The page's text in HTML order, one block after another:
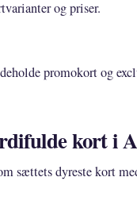
og priser.
promokort og
kort i
sættets dyreste kort